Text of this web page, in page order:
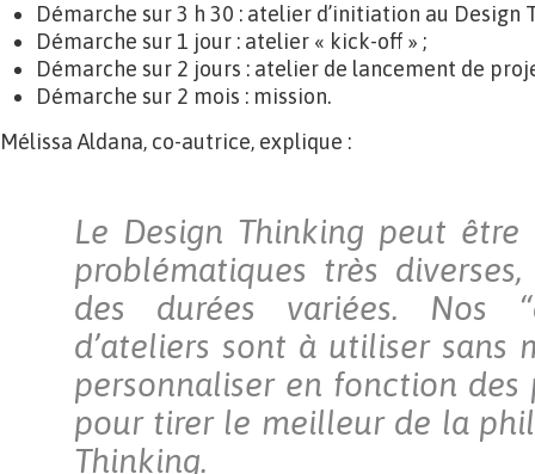
Démarche sur 3 h 30 : atelier d’initiation au Design
Démarche sur 1 jour : atelier « kick-off » ;
Démarche sur 2 jours : atelier de lancement de
Démarche sur 2 mois : mission.
Mélissa Aldana, co-autrice, explique :
Le Design Thinking peut être
problématiques très
des durées variées. Nos
d’ateliers sont à utiliser sans
personnaliser en fonction des
pour tirer le meilleur de la
Thinking.